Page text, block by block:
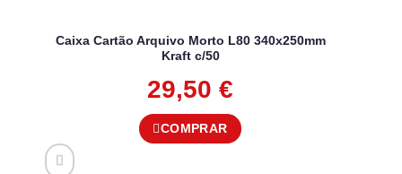
Caixa Cartão Arquivo Morto L80 340x250mm
Kraft c/50
29,50 €
COMPRAR